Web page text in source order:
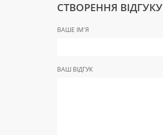
СТВОРЕННЯ ВІДГУКУ
ВАШЕ ІМ'Я
ВАШ ВІДГУК